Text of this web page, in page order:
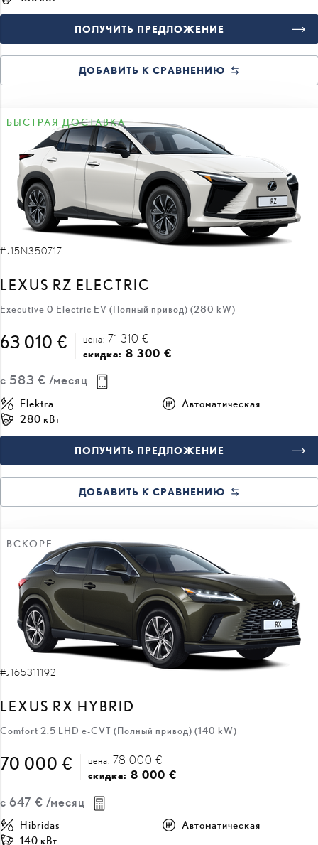
ПОЛУЧИТЬ ПРЕДЛОЖЕНИЕ
ДОБАВИТЬ К СРАВНЕНИЮ
БЫСТРАЯ ДОСТАВКА
#J15N350717
LEXUS RZ ELECTRIC
Executive 0 Electric EV (Полный привод) (280 kW)
63 010 € цена: 71 310 €
скидка: 8 300 €
с 583 € /месяц
Elektra
Автоматическая
280 кВт
ПОЛУЧИТЬ ПРЕДЛОЖЕНИЕ
ДОБАВИТЬ К СРАВНЕНИЮ
ВСКОРЕ
#J165311192
LEXUS RX HYBRID
Comfort 2.5 LHD e-CVT (Полный привод) (140 kW)
70 000 € цена: 78 000 €
скидка: 8 000 €
с 647 € /месяц
Hibridas
Автоматическая
140 кВт